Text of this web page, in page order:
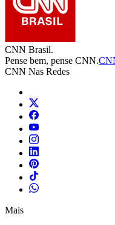
CNN Brasil.
Pense bem, pense CNN.
CNN Nas Redes
Mais